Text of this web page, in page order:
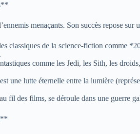
menaçants. Son succès repose
classiques de la science-fiction comme
comme les Jedi, les Sith, les
lutte éternelle entre la lumière
des films, se déroule dans une guerre